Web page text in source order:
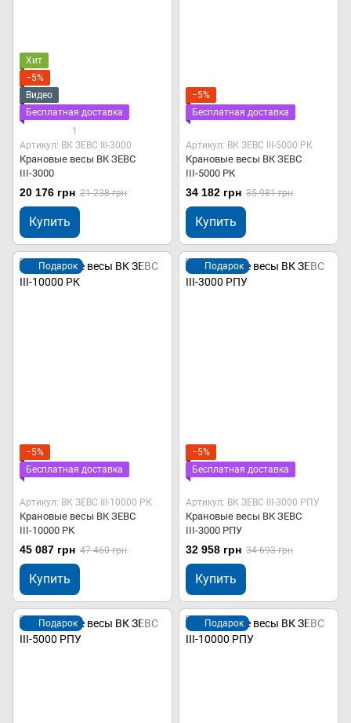
Хит
−5%
Видео
Бесплатная доставка
1
Артикул: ВК ЗЕВС ІІІ-3000
Крановые весы ВК ЗЕВС
ІІІ-3000
20 176 грн 21 238 грн
Купить
−5%
Бесплатная доставка
Артикул: ВК ЗЕВС ІІІ-5000 РК
Крановые весы ВК ЗЕВС
ІІІ-5000 РК
34 182 грн 35 981 грн
Купить
Подарок
−5%
Бесплатная доставка
Артикул: ВК ЗЕВС ІІІ-10000 РК
Крановые весы ВК ЗЕВС
ІІІ-10000 РК
45 087 грн 47 460 грн
Купить
Подарок
−5%
Бесплатная доставка
Артикул: ВК ЗЕВС ІІІ-3000 РПУ
Крановые весы ВК ЗЕВС
ІІІ-3000 РПУ
32 958 грн 34 693 грн
Купить
Подарок Подарок